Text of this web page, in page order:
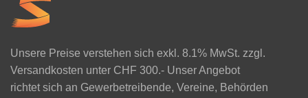
Unsere Preise verstehen sich exkl. 8.1% MwSt. zzgl.
Versandkosten unter CHF 300.- Unser Angebot
richtet sich an Gewerbetreibende, Vereine, Behörden